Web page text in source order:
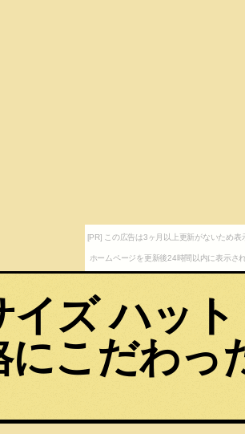
[PR] この広告は3ヶ月以上更新がないため表
ホームページを更新後24時間以内に表示さ
イズ ハッ
にこだわっ